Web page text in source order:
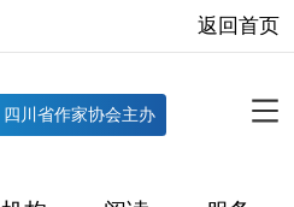
返回首页
四川省作家协会主办